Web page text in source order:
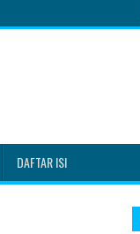
DAFTAR ISI